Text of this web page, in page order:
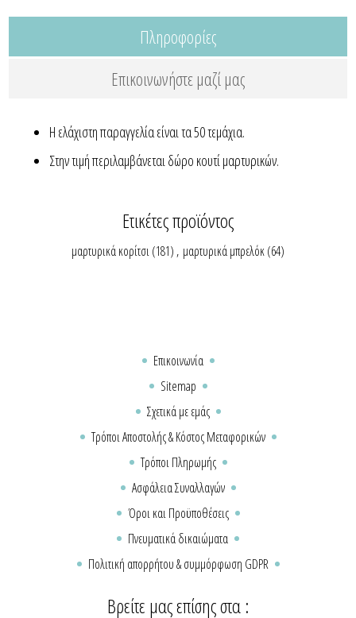
Πληροφορίες
Επικοινωνήστε μαζί μας
Η ελάχιστη παραγγελία είναι τα 50 τεμάχια.
Στην τιμή περιλαμβάνεται δώρο κουτί μαρτυρικών.
Ετικέτες προϊόντος
μαρτυρικά κορίτσι(181) , μαρτυρικά μπρελόκ(64)
Επικοινωνία
Sitemap
Σχετικά με εμάς
Τρόποι Αποστολής & Κόστος Μεταφορικών
Τρόποι Πληρωμής
Ασφάλεια Συναλλαγών
Όροι και Προϋποθέσεις
Πνευματικά δικαιώματα
Πολιτική απορρήτου & συμμόρφωση GDPR
Βρείτε μας επίσης στα :